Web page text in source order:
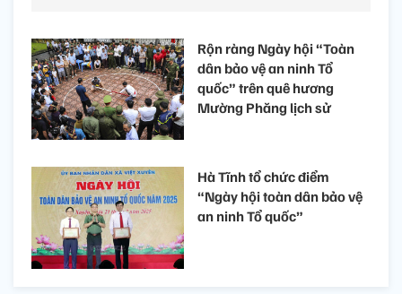
Rộn ràng Ngày hội “Toàn
dân bảo vệ an ninh Tổ
quốc” trên quê hương
Mường Phăng lịch sử
Hà Tĩnh tổ chức điểm
“Ngày hội toàn dân bảo vệ
an ninh Tổ quốc”